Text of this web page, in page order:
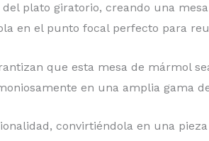
plato giratorio, creando una
en el punto focal perfecto para
que esta mesa de mármol
en una amplia gama
convirtiéndola en una